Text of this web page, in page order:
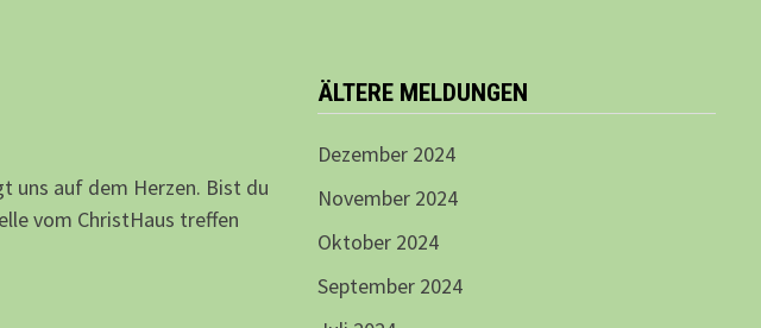
uns auf dem Herzen. Bist du
vom ChristHaus treffen
ÄLTERE MELDUNGEN
Dezember 2024
November 2024
Oktober 2024
September 2024